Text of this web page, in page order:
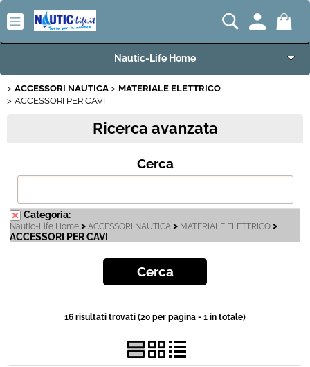
Nautic-Life Home
Accessori e Ricambi
Imbarcazioni e Motori
Carrelli Porta Barca
Fineserie e Occasioni
Usato
ACCESSORI NAUTICA
MATERIALE ELETTRICO
ACCESSORI PER CAVI
Ricerca avanzata
Cerca
Categoria:
Nautic-Life Home > ACCESSORI NAUTICA > MATERIALE ELETTRICO >
ACCESSORI PER CAVI
16 risultati trovati (20 per pagina - 1 in totale)